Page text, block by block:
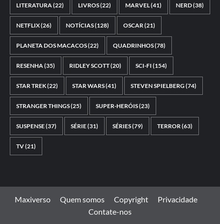
LITERATURA(22) LIVROS(22) MARVEL(41) NERD(38)
NETFLIX(26) NOTÍCIAS(128) OSCAR(21)
PLANETA DOS MACACOS(22) QUADRINHOS(78)
RESENHA(35) RIDLEY SCOTT(20) SCI-FI (154)
STAR TREK(22) STAR WARS(41) STEVEN SPIELBERG (74)
STRANGER THINGS(25) SUPER-HERÓIS(23)
SUSPENSE(37) SÉRIE(31) SÉRIES(79) TERROR(63)
TV(21)
Maxiverso Quem somos Copyright
Privacidade
Contate-nos